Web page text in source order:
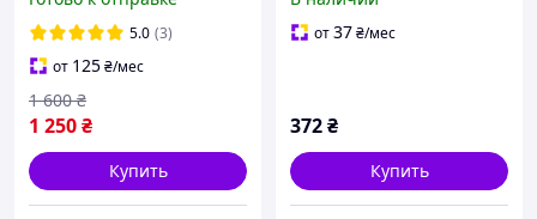
простыней на резинке
(бежевый)
5.0 (3)
от 125₴/мес
1 250₴
1 600 ₴
Купить
(Простынь на резинке +
наволочка)
от37₴/мес
372₴
Купить